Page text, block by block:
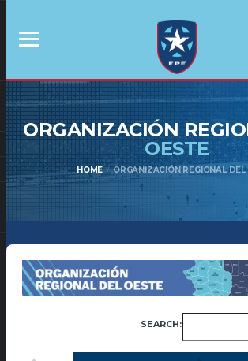
ORGANIZACIÓN
OESTE
HOME ORGANIZACIÓN REGIONAL DEL
SEARCH: